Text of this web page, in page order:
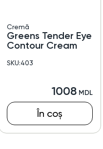
Cremă
Greens Tender Eye
Contour Cream
SKU:403
1008
În coș